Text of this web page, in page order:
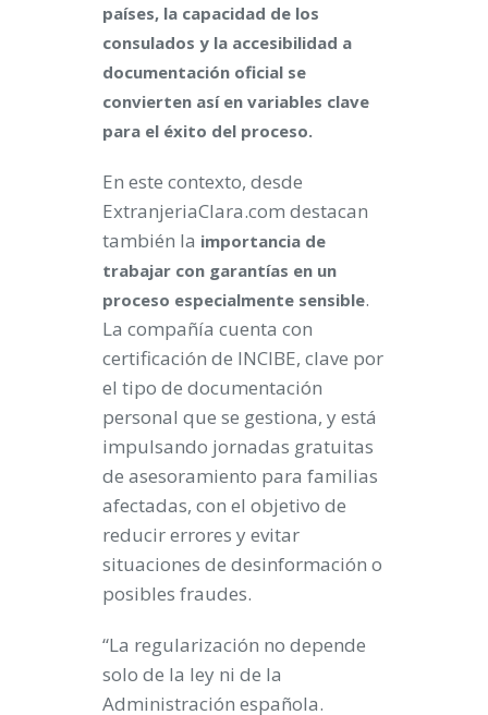
países, la capacidad de los
consulados y la accesibilidad a
documentación oficial se
convierten así en variables clave
para el éxito del proceso.
En este contexto, desde
ExtranjeriaClara.com destacan
también la importancia de
trabajar con garantías en un
proceso especialmente sensible.
La compañía cuenta con
certificación de INCIBE, clave por
el tipo de documentación
personal que se gestiona, y está
impulsando jornadas gratuitas
de asesoramiento para familias
afectadas, con el objetivo de
reducir errores y evitar
situaciones de desinformación o
posibles fraudes.
“La regularización no depende
solo de la ley ni de la
Administración española.